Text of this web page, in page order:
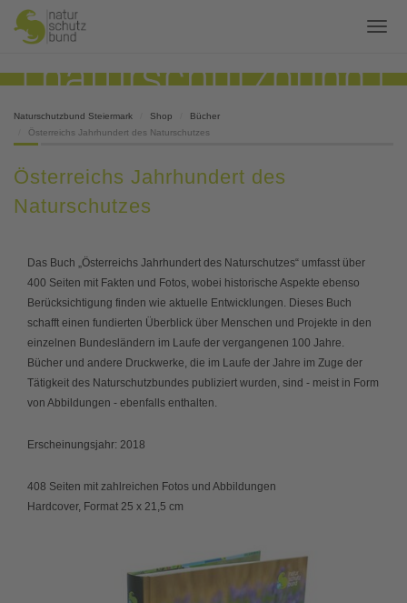
Naturschutzbund Steiermark Shop
Bücher
Österreichs Jahrhundert des Naturschutzes
Österreichs Jahrhundert des
Naturschutzes
Das Buch „Österreichs Jahrhundert des Naturschutzes“ umfasst über
400 Seiten mit Fakten und Fotos, wobei historische Aspekte ebenso
Berücksichtigung finden wie aktuelle Entwicklungen. Dieses Buch
schafft einen fundierten Überblick über Menschen und Projekte in den
einzelnen Bundesländern im Laufe der vergangenen 100 Jahre.
Bücher und andere Druckwerke, die im Laufe der Jahre im Zuge der
Tätigkeit des Naturschutzbundes publiziert wurden, sind - meist in Form
von Abbildungen - ebenfalls enthalten.
Erscheinungsjahr: 2018
408 Seiten mit zahlreichen Fotos und Abbildungen
Hardcover, Format 25 x 21,5 cm